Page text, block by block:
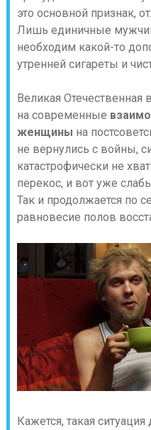
это основной признак,
Лишь единичные
необходим какой-то
утренней сигареты и
Великая
на современные
женщины на
не вернулись с войны,
катастрофически не
перекос, и вот уже
Так и продолжается по
равновесие полов
Кажется, такая